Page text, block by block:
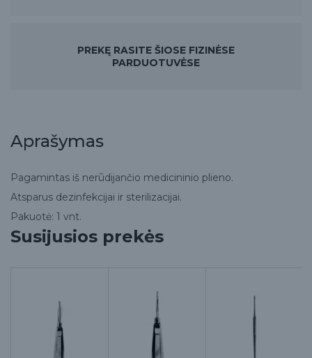
PREKĘ RASITE ŠIOSE FIZINĖSE
PARDUOTUVĖSE
Aprašymas
Pagamintas iš nerūdijančio medicininio plieno.
Atsparus dezinfekcijai ir sterilizacijai.
Pakuotė: 1 vnt.
Susijusios prekės